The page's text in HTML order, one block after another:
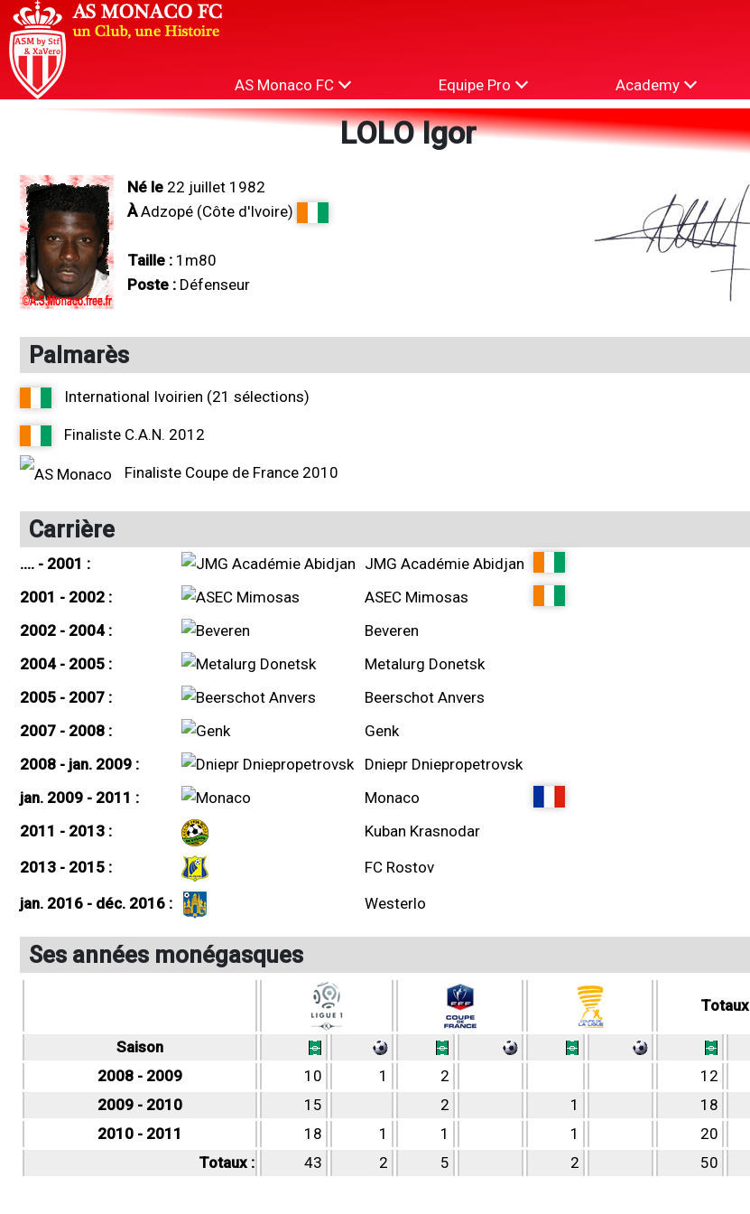
AS Monaco FC Equipe Pro Academy
LOLO Igor
Né le 22 juillet 1982
ÀAdzopé (Côte d'Ivoire)
Taille : 1m80
Poste : Défenseur
Palmarès
International Ivoirien (21 sélections)
Finaliste C.A.N. 2012
Finaliste Coupe de France 2010
Carrière
.... - 2001 :
JMG Académie Abidjan
2001 - 2002 :
ASEC Mimosas
2002 - 2004 :
Beveren
2004 - 2005 :
Metalurg Donetsk
2005 - 2007 :
Beerschot Anvers
2007 - 2008 :
Genk
2008 - jan. 2009 :
Dniepr Dniepropetrovsk
jan. 2009 - 2011 :
Monaco
2011 - 2013 :
Kuban Krasnodar
2013 - 2015 :
FC Rostov
jan. 2016 - déc. 2016 :
Westerlo
Ses années monégasques
Totaux
Saison
2008 - 2009
10 1 2 12
2009 - 2010
15 2 1 18
2010 - 2011
18 1 1 1 20
Totaux :
43 2 5 2 50